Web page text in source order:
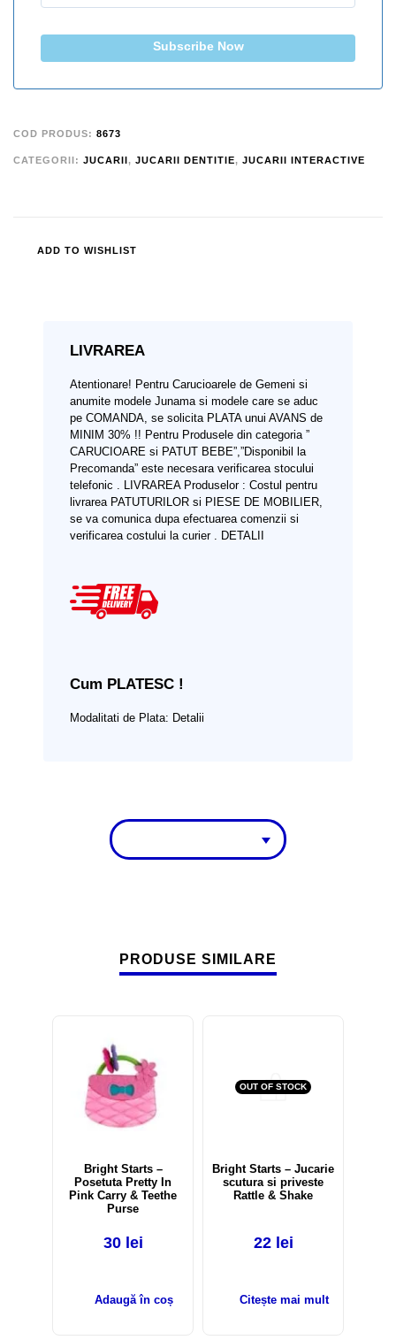
Subscribe Now
COD PRODUS: 8673
CATEGORII: JUCARII , JUCARII DENTITIE, JUCARII INTERACTIVE
ADD TO WISHLIST
LIVRAREA
Atentionare! Pentru Carucioarele de Gemeni si
anumite modele Junama si modele care se aduc
pe COMANDA, se solicita PLATA unui AVANS de
MINIM 30% !! Pentru Produsele din categoria ”
CARUCIOARE si PATUT BEBE”,”Disponibil la
Precomanda” este necesara verificarea stocului
telefonic . LIVRAREA Produselor : Costul pentru
livrarea PATUTURILOR si PIESE DE MOBILIER,
se va comunica dupa efectuarea comenzii si
verificarea costului la curier . DETALII
Cum PLATESC !
Modalitati de Plata: Detalii
PRODUSE SIMILARE
Bright Starts –
Posetuta Pretty In
Pink Carry & Teethe
Purse
30 lei
Adaugă în coș
OUT OF STOCK
Bright Starts – Jucarie
scutura si priveste
Rattle & Shake
22 lei
Citește mai mult